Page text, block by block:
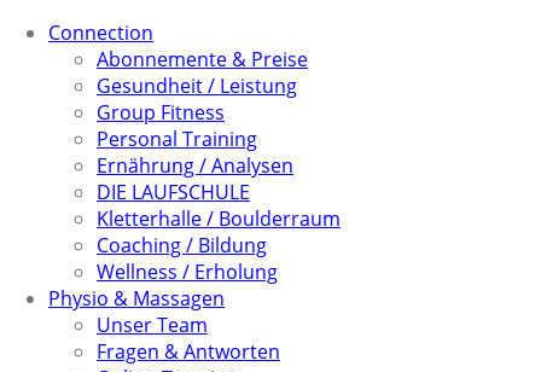
Connection
Abonnemente & Preise
Gesundheit / Leistung
Group Fitness
Personal Training
Ernährung / Analysen
DIE LAUFSCHULE
Kletterhalle / Boulderraum
Coaching / Bildung
Wellness / Erholung
Physio & Massagen
Unser Team
Fragen & Antworten